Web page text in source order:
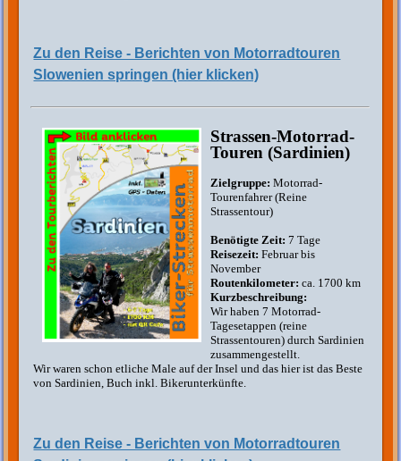
Zu den Reise - Berichten von Motorradtouren
Slowenien springen (hier klicken)
Strassen-Motorrad-
Touren (Sardinien)
Zielgruppe:Motorrad-
Tourenfahrer (Reine
Strassentour)
Benötigte Zeit: 7 Tage
Reisezeit: Februar bis
November
Routenkilometer: ca. 1700 km
Kurzbeschreibung:
Wir haben 7 Motorrad-
Tagesetappen (reine
Strassentouren) durch Sardinien
zusammengestellt.
Wir waren schon etliche Male auf der Insel und das hier ist das Beste
von Sardinien, Buch inkl. Bikerunterkünfte.
Zu den Reise - Berichten von Motorradtouren